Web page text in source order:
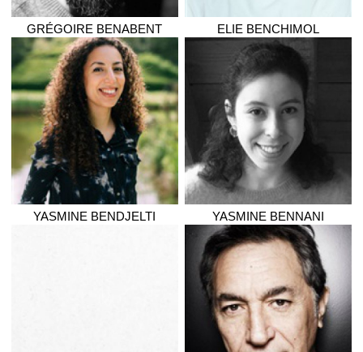
GRÉGOIRE BENABENT ELIE BENCHIMOL
YASMINE BENDJELTI YASMINE BENNANI